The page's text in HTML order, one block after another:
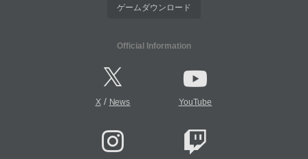
ゲームダウンロード
Official Information
X/ News YouTube